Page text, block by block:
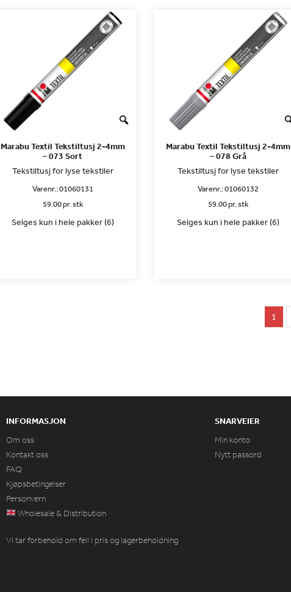
Marabu Textil Tekstiltusj 2-4mm
– 073 Sort
Tekstiltusj for lyse tekstiler
Varenr.:01060131
59.00 pr. stk
Selges kun i hele pakker (6)
Marabu Textil Tekstiltusj 2-4mm
– 078 Grå
Tekstiltusj for lyse tekstiler
Varenr.:01060132
59.00 pr. stk
Selges kun i hele pakker (6)
1
INFORMASJON
Om oss
Kontakt oss
FAQ
Kjøpsbetingelser
Personvern
Wholesale & Distribution
Vi tar forbehold om feil i pris og lagerbeholdning
SNARVEIER
Min konto
Nytt passord